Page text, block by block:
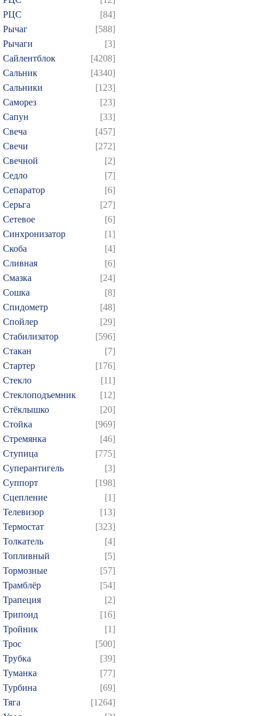
РЦС
[84]
Рычаг
[588]
Рычаги
[3]
Сайлентблок
[4208]
Сальник
[4340]
Сальники
[123]
Саморез
[23]
Сапун
[33]
Свеча
[457]
Свечи
[272]
Свечной
[2]
Седло
[7]
Сепаратор
[6]
Серьга
[27]
Сетевое
[6]
Синхронизатор
[1]
Скоба
[4]
Сливная
[6]
Смазка
[24]
Сошка
[8]
Спидометр
[48]
Спойлер
[29]
Стабилизатор
[596]
Стакан
[7]
Стартер
[176]
Стекло
[11]
Стеклоподъемник
[12]
Стёклышко
[20]
Стойка
[969]
Стремянка
[46]
Ступица
[775]
Суперантигель
[3]
Суппорт
[198]
Сцепление
[1]
Телевизор
[13]
Термостат
[323]
Толкатель
[4]
Топливный
[5]
Тормозные
[57]
Трамблёр
[54]
Трапеция
[2]
Трипоид
[16]
Тройник
[1]
Трос
[500]
Трубка
[39]
Туманка
[77]
Турбина
[69]
Тяга
[1264]